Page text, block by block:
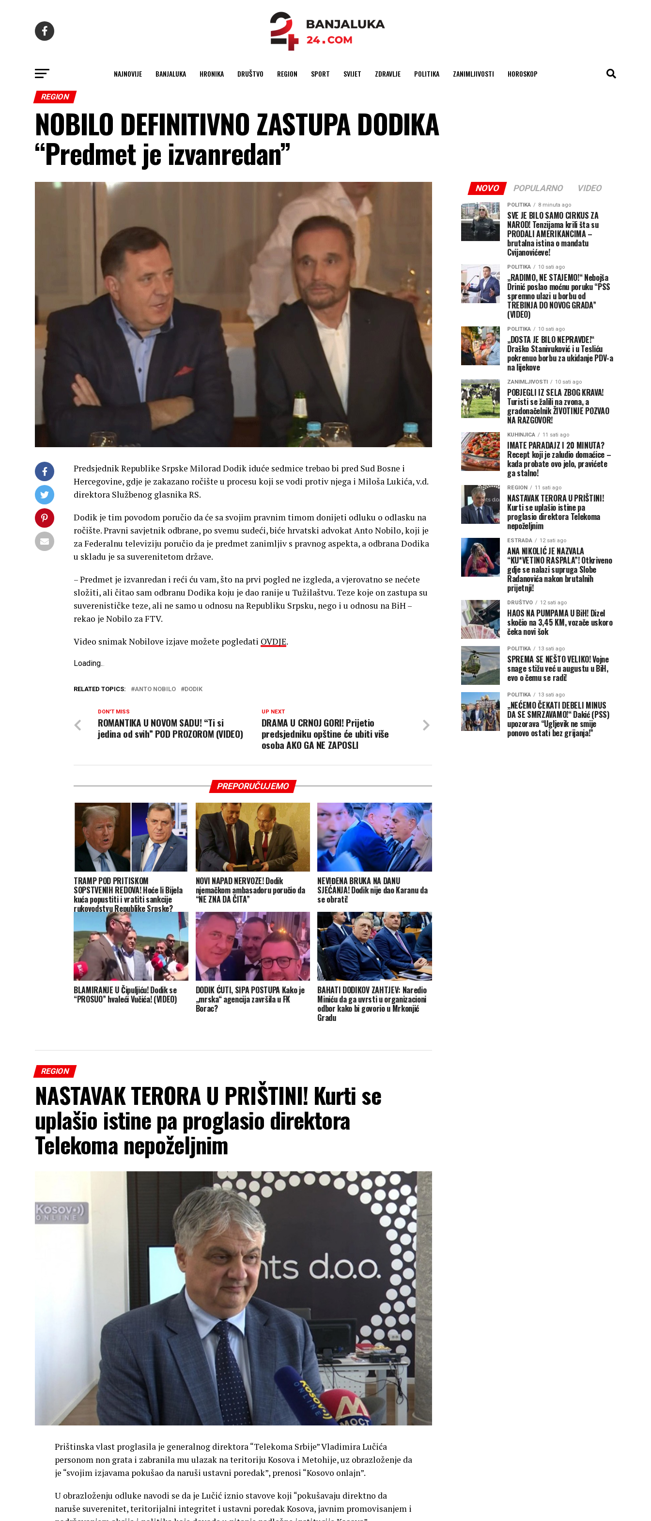
NAJNOVIJE BANJALUKA HRONIKA DRUŠTVO REGION SPORT SVIJET ZDRAVLJE POLITIKA ZANIMLJIVOSTI HOROSKOP
REGION
NOBILO DEFINITIVNO ZASTUPA DODIKA
“Predmet je izvanredan”
Predsjednik Republike Srpske Milorad Dodik iduće sedmice trebao bi pred Sud Bosne i
Hercegovine, gdje je zakazano ročište u procesu koji se vodi protiv njega i Miloša Lukića, v.d.
direktora Službenog glasnika RS.
Dodik je tim povodom poručio da će sa svojim pravnim timom donijeti odluku o odlasku na
ročište. Pravni savjetnik odbrane, po svemu sudeći, biće hrvatski advokat Anto Nobilo, koji je
za Federalnu televiziju poručio da je predmet zanimljiv s pravnog aspekta, a odbrana Dodika
u skladu je sa suverenitetom države.
– Predmet je izvanredan i reći ću vam, što na prvi pogled ne izgleda, a vjerovatno se nećete
složiti, ali čitao sam odbranu Dodika koju je dao ranije u Tužilaštvu. Teze koje on zastupa su
suverenističke teze, ali ne samo u odnosu na Republiku Srpsku, nego i u odnosu na BiH –
rekao je Nobilo za FTV.
Video snimak Nobilove izjave možete pogledati OVDJE.
Loading..
RELATED TOPICS: ANTO NOBILO DODIK
UP NEXT
DRAMA U CRNOJ GORI! Prijetio
predsjedniku opštine će ubiti više
osoba AKO GA NE ZAPOSLI
DON'T MISS
ROMANTIKA U NOVOM SADU! “Ti si
jedina od svih” POD PROZOROM (VIDEO)
PREPORUČUJEMO
TRAMP POD PRITISKOM
SOPSTVENIH REDOVA! Hoće li Bijela
kuća popustiti i vratiti sankcije
rukovodstvu Republike Srpske?
NOVI NAPAD NERVOZE! Dodik
njemačkom ambasadoru poručio da
“NE ZNA DA ČITA”
NEVIĐENA BRUKA NA DANU
SJEĆANJA! Dodik nije dao Karanu da
se obrati!
BLAMIRANJE U Čipuljiću! Dodik se
“PROSUO” hvaleći Vučića! (VIDEO)
DODIK ĆUTI, SIPA POSTUPA Kako je
„mrska“ agencija završila u FK
Borac?
BAHATI DODIKOV ZAHTJEV: Naredio
Miniću da ga uvrsti u organizacioni
odbor kako bi govorio u Mrkonjić
Gradu
REGION
NASTAVAK TERORA U PRIŠTINI! Kurti se
uplašio istine pa proglasio direktora
Telekoma nepoželjnim
Prištinska vlast proglasila je generalnog direktora “Telekoma Srbije” Vladimira Lučića
personom non grata i zabranila mu ulazak na teritoriju Kosova i Metohije, uz obrazloženje da
je “svojim izjavama pokušao da naruši ustavni poredak”, prenosi “Kosovo onlajn”.
U obrazloženju odluke navodi se da je Lučić iznio stavove koji “pokušavaju direktno da
naruše suverenitet, teritorijalni integritet i ustavni poredak Kosova, javnim promovisanjem i
NOVO POPULARNO VIDEO
POLITIKA 8 minuta ago
SVE JE BILO SAMO CIRKUS ZA
NAROD! Tenzijama krili šta su
PRODALI AMERIKANCIMA –
brutalna istina o mandatu
Cvijanovićeve!
POLITIKA 10 sati ago
„RADIMO, NE STAJEMO!“ Nebojša
Drinić poslao moćnu poruku “PSS
spremno ulazi u borbu od
TREBINJA DO NOVOG GRADA”
(VIDEO)
POLITIKA 10 sati ago
„DOSTA JE BILO NEPRAVDE!“
Draško Stanivuković i u Tesliću
pokrenuo borbu za ukidanje PDV-a
na lijekove
ZANIMLJIVOSTI 10 sati ago
POBJEGLI IZ SELA ZBOG KRAVA!
Turisti se žalili na zvona, a
gradonačelnik ŽIVOTINJE POZVAO
NA RAZGOVOR!
KUHINJICA 11 sati ago
IMATE PARADAJZ I 20 MINUTA?
Recept koji je zaludio domaćice –
kada probate ovo jelo, pravićete
ga stalno!
REGION 11 sati ago
NASTAVAK TERORA U PRIŠTINI!
Kurti se uplašio istine pa
proglasio direktora Telekoma
nepoželjnim
ESTRADA 12 sati ago
ANA NIKOLIĆ JE NAZVALA
“KU*VETINO RASPALA”! Otkriveno
gdje se nalazi supruga Slobe
Radanovića nakon brutalnih
prijetnji!
DRUŠTVO 12 sati ago
HAOS NA PUMPAMA U BiH! Dizel
skočio na 3,45 KM, vozače uskoro
čeka novi šok
POLITIKA 13 sati ago
SPREMA SE NEŠTO VELIKO! Vojne
snage stižu već u augustu u BiH,
evo o čemu se radi!
POLITIKA 13 sati ago
„NEĆEMO ČEKATI DEBELI MINUS
DA SE SMRZAVAMO!“ Dakić (PSS)
upozorava “Ugljevik ne smije
ponovo ostati bez grijanja!”